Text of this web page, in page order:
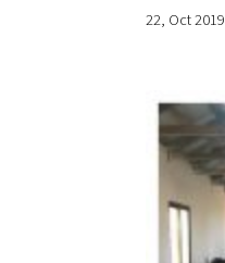
22, Oct 2019